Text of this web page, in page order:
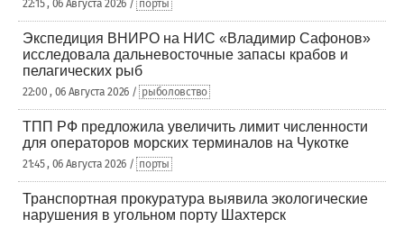
22:15 , 06 Августа 2026 / порты
Экспедиция ВНИРО на НИС «Владимир Сафонов»
исследовала дальневосточные запасы крабов и
пелагических рыб
22:00 , 06 Августа 2026 / рыболовство
ТПП РФ предложила увеличить лимит численности
для операторов морских терминалов на Чукотке
21:45 , 06 Августа 2026 / порты
Транспортная прокуратура выявила экологические
нарушения в угольном порту Шахтерск